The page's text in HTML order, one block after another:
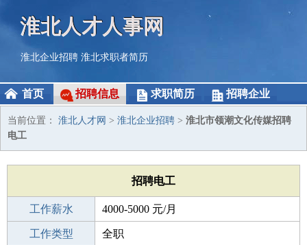
淮北人才人事网
淮北企业招聘 淮北求职者简历
首页 招聘信息 求职简历 招聘企业
当前位置： 淮北人才网 > 淮北企业招聘 > 淮北市领潮文化传媒招聘
电工
招聘电工
工作薪水 4000-5000 元/月
招聘人数 3人
工作类型 全职